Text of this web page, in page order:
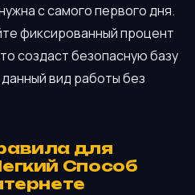
с самого первого дня.
фиксированный процент
создаст безопасную базу
вид работы без
для
Способ